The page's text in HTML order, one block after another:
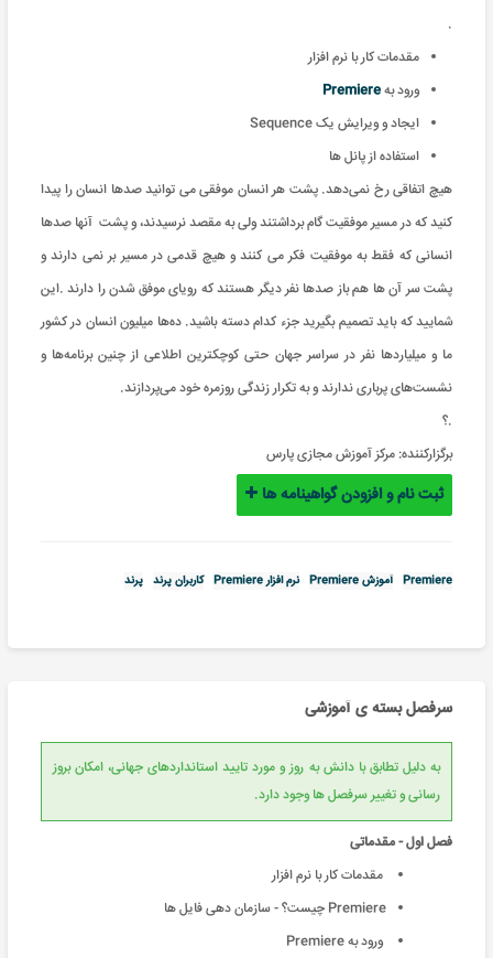
.
مقدمات کار با نرم افزار
ورود بهPremiere
ایجاد و ویرایش یک Sequence
استفاده از پانل ها
هیچ اتفاقی رخ نمی‌دهد. پشت هر انسان موفقی می توانید صدها انسان را پیدا
کنید که در مسیر موفقیت گام برداشتند ولی به مقصد نرسیدند، و پشت آنها صدها
انسانی که فقط به موفقیت فکر می کنند و هیچ قدمی در مسیر بر نمی دارند و
پشت سر آن ها هم باز صدها نفر دیگر هستند که رویای موفق شدن را دارند .این
شمایید که باید تصمیم بگیرید جزء کدام دسته باشید. ده‌ها میلیون‌ انسان در کشور
ما و میلیاردها نفر در سراسر جهان حتی کوچکترین اطلاعی از چنین برنامه‌ها و
نشست‌های پرباری ندارند و به تکرار زندگی روزمره خود می‌پردازند.
.؟
برگزارکننده: مرکز آموزش مجازی پارس
ثبت نام و افزودن گواهینامه ها
Premiere آموزش Premiere نرم افزار Premiere کاربران پرند پرند
سرفصل بسته ی آموزشی
به دلیل تطابق با دانش به روز و مورد تایید استانداردهای جهانی، امکان بروز
رسانی و تغییر سرفصل ها وجود دارد.
فصل اول - مقدماتی
مقدمات کار با نرم افزار
Premiere چیست؟ - سازمان دهی فایل ها
ورود به Premiere